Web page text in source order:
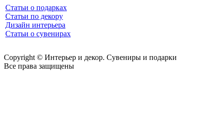
Статьи о подарках
Статьи по декору
Дизайн интерьера
Статьи о сувенирах
Copyright © Интерьер и декор. Сувениры и подарки
Все права защищены